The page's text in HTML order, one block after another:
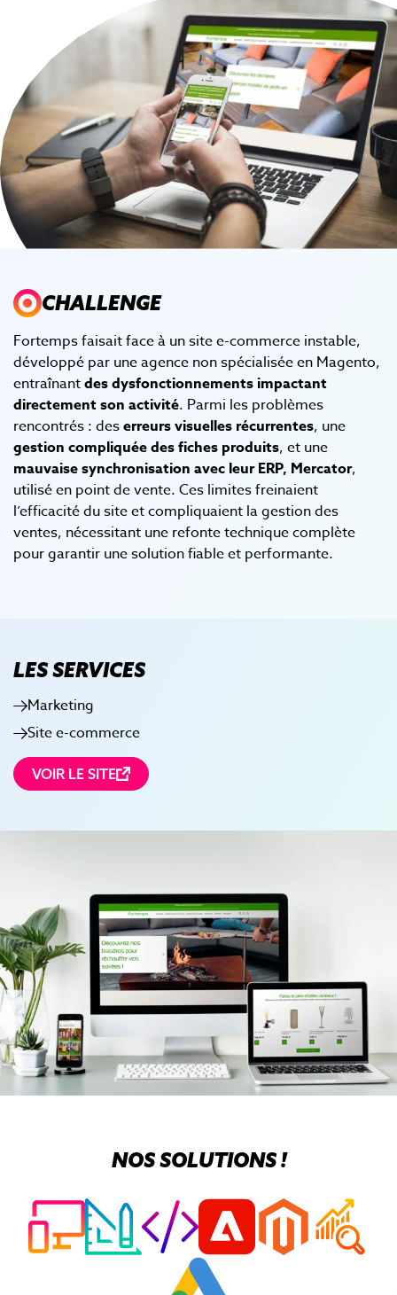
CHALLENGE
Fortemps faisait face à un site e-commerce instable,
développé par une agence non spécialisée en Magento,
entraînantdes dysfonctionnements impactant
directement son activité. Parmi les problèmes
rencontrés : deserreurs visuelles récurrentes, une
gestion compliquée des fiches produits, et une
mauvaise synchronisation avec leur ERP, Mercator,
utilisé en point de vente. Ces limites freinaient
l’efficacité du site et compliquaient la gestion des
ventes, nécessitant une refonte technique complète
pour garantir une solution fiable et performante.
LES SERVICES
Marketing
Site e-commerce
VOIR LE SITE
NOS SOLUTIONS !